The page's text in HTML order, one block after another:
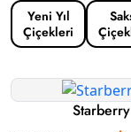
Yeni Yıl
Çiçekleri
Starberry